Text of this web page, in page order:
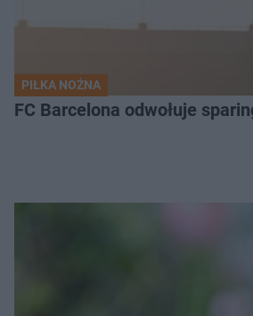
PIŁKA NOŻNA
FC Barcelona odwołuje